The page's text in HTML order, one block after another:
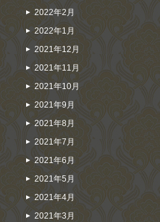
2022年2月
2022年1月
2021年12月
2021年11月
2021年10月
2021年9月
2021年8月
2021年7月
2021年6月
2021年5月
2021年4月
2021年3月